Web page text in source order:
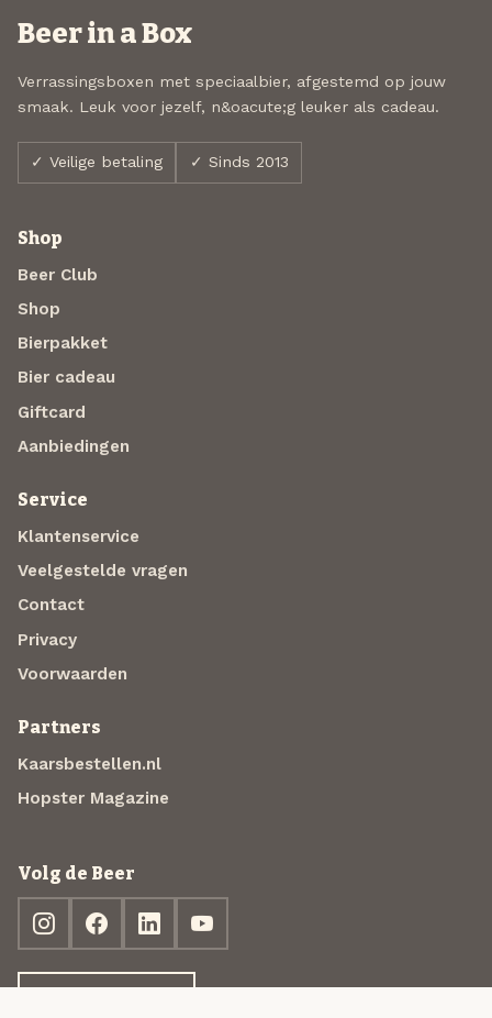
Beer in a Box
Verrassingsboxen met speciaalbier, afgestemd op jouw
smaak. Leuk voor jezelf, n&oacute;g leuker als cadeau.
✓ Veilige betaling ✓ Sinds 2013
Shop
Beer Club
Shop
Bierpakket
Bier cadeau
Giftcard
Aanbiedingen
Service
Klantenservice
Veelgestelde vragen
Contact
Privacy
Voorwaarden
Partners
Kaarsbestellen.nl
Hopster Magazine
Volg de Beer